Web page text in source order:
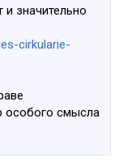
значительно
cirkularie-
особого смысла